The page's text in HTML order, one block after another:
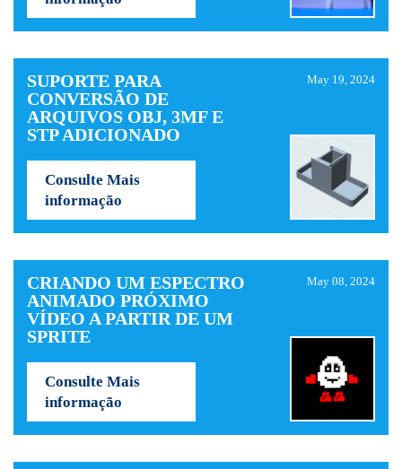
SUPORTE PARA
CONVERSÃO DE
ARQUIVOS OBJ, 3MF E
STP ADICIONADO
May 19, 2024
Consulte Mais
informação
CRIANDO UM ESPECTRO
ANIMADO PRÓXIMO
VÍDEO A PARTIR DE UM
SPRITE
May 08, 2024
Consulte Mais
informação